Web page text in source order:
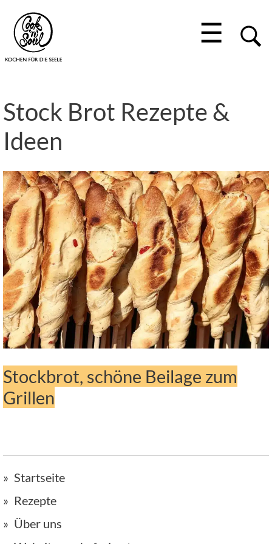
☰
Stock Brot Rezepte &
Ideen
Stockbrot, schöne Beilage zum
Grillen
Startseite
Rezepte
Über uns